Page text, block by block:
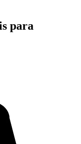
para